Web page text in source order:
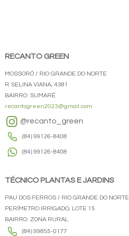
RECANTO GREEN
MOSSORÓ / RIO GRANDE DO NORTE
R SELINA VIANA, 4381
BAIRRO: SUMARÉ
recantogreen2023@gmail.com
@recanto_green
(84) 99126-8408
(84) 99126-8408
TÉCNICO PLANTAS E JARDINS
PAU DOS FERROS / RIO GRANDE DO NORTE
PERÍMETRO IRRIGADO, LOTE 15
BAIRRO: ZONA RURAL
(84) 99855-0177